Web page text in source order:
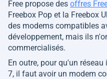
Free propose des offres
Freebox Pop et la Freebox
des modems compatibles
développement, mais ils
commercialisés.
En outre, pour qu'un
7, il faut avoir un modem